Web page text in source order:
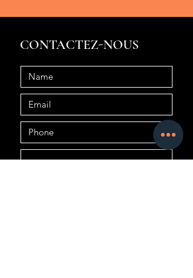
CONTACTEZ-NOUS